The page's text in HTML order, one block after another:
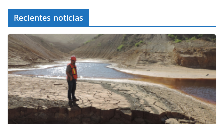
Recientes noticias